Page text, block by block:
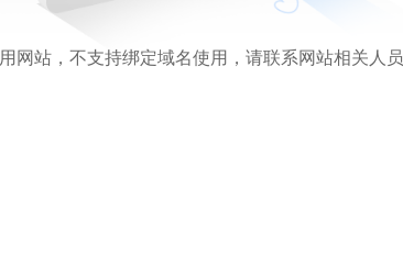
网站，不支持绑定域名使用，请联系网站相关人员